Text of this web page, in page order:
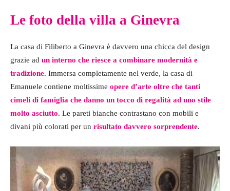
Le foto della villa a Ginevra
La casa di Filiberto a Ginevra è davvero una chicca del design
grazie ad un interno che riesce a combinare modernità e
tradizione. Immersa completamente nel verde, la casa di
Emanuele contiene moltissime opere d’arte oltre che tanti
cimeli di famiglia che danno un tocco di regalità ad uno stile
molto asciutto. Le pareti bianche contrastano con mobili e
divani più colorati per un risultato davvero sorprendente.